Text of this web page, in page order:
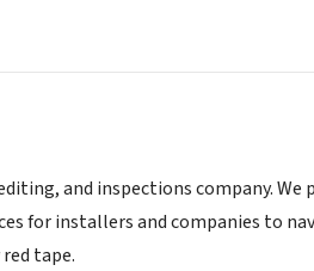
and inspections company.
for installers and companies to
tape.